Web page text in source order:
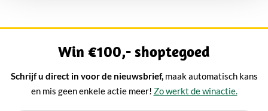
Win €100,- shoptegoed
Schrijf u direct in voor de nieuwsbrief, maak automatisch kans
en mis geen enkele actie meer! Zo werkt de winactie.